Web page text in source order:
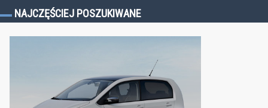
NAJCZĘŚCIEJ POSZUKIWANE